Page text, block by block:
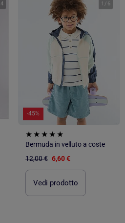
4 1 / 6
-45%
Bermuda in velluto a coste
12,00 € 6,60 €
Vedi prodotto